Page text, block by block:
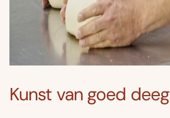
Kunst van goed deeg